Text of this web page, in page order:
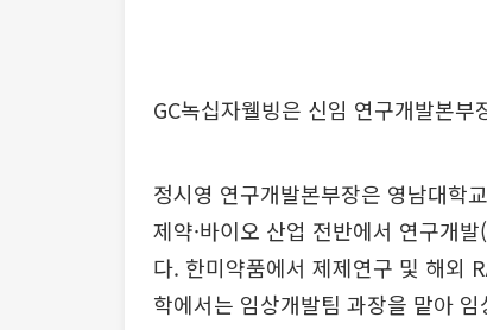
GC녹십자웰빙은 신임 연구개발본
정시영 연구개발본부장은 영남대학
제약·바이오 산업 전반에서 연구개
다. 한미약품에서 제제연구 및 해외
학에서는 임상개발팀 과장을 맡아